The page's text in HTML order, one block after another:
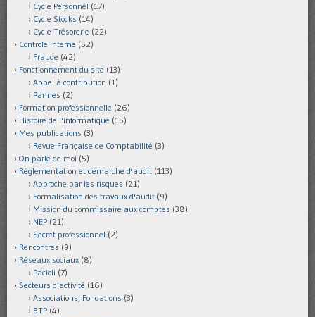
Cycle Personnel (17)
Cycle Stocks (14)
Cycle Trésorerie (22)
Contrôle interne (52)
Fraude (42)
Fonctionnement du site (13)
Appel à contribution (1)
Pannes (2)
Formation professionnelle (26)
Histoire de l'informatique (15)
Mes publications (3)
Revue Française de Comptabilité (3)
On parle de moi (5)
Réglementation et démarche d'audit (113)
Approche par les risques (21)
Formalisation des travaux d'audit (9)
Mission du commissaire aux comptes (38)
NEP (21)
Secret professionnel (2)
Rencontres (9)
Réseaux sociaux (8)
Pacioli (7)
Secteurs d'activité (16)
Associations, Fondations (3)
BTP (4)